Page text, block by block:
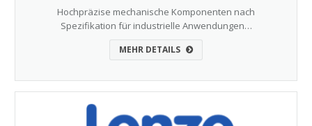
Hochpräzise mechanische Komponenten nach
Spezifikation für industrielle Anwendungen…
MEHR DETAILS